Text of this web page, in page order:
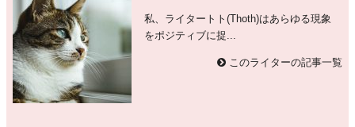
私、ライタートト(Thoth)はあらゆる現象
をポジティブに捉...
このライターの記事一覧